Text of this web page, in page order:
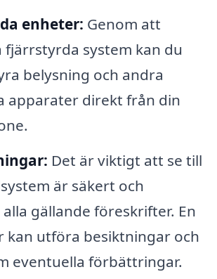
enheter: Genom att
fjärrstyrda system kan du
belysning och andra
apparater direkt från din
Det är viktigt att se till
är säkert och
gällande föreskrifter. En
kan utföra besiktningar och
eventuella förbättringar.